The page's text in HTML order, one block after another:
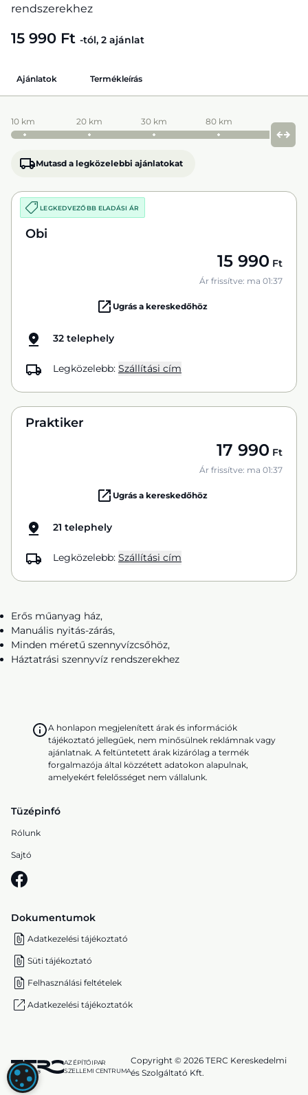
rendszerekhez
15 990 Ft -tól, 2 ajánlat
Ajánlatok Termékleírás
10 km 20 km 30 km 80 km
Mutasd a legközelebbi ajánlatokat
LEGKEDVEZŐBB ELADÁSI ÁR
Obi
15 990 Ft
Ár frissítve: ma 01:37
Ugrás a kereskedőhöz
32 telephely
Legközelebb: Szállítási cím
Praktiker
17 990 Ft
Ár frissítve: ma 01:37
Ugrás a kereskedőhöz
21 telephely
Legközelebb: Szállítási cím
Erős műanyag ház,
Manuális nyitás-zárás,
Minden méretű szennyvízcsőhöz,
Háztatrási szennyvíz rendszerekhez
A honlapon megjelenített árak és információk
tájékoztató jellegűek, nem minősülnek reklámnak vagy
ajánlatnak. A feltüntetett árak kizárólag a termék
forgalmazója által közzétett adatokon alapulnak,
amelyekért felelősséget nem vállalunk.
Tüzépinfó
Rólunk
Sajtó
Dokumentumok
Adatkezelési tájékoztató
Süti tájékoztató
Felhasználási feltételek
Adatkezelési tájékoztatók
AZ ÉPÍTŐIPAR
SZELLEMI CENTRUMA
Copyright © 2026 TERC Kereskedelmi
és Szolgáltató Kft.
SÜTI (COOKIE) BEÁLLÍTÁSOK